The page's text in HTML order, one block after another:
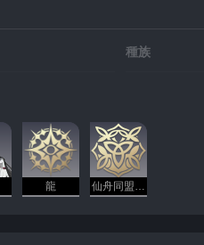
種族
龍 仙舟同盟 - 巡狩